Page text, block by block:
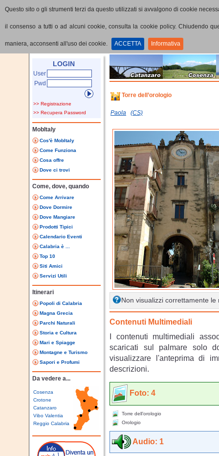
Questo sito o gli strumenti terzi da questo utilizzati si avvalgono di cookie
il consenso a tutti o ad alcuni cookie, consulta la cookie policy. Chiudendo
maniera, acconsenti all'uso dei cookie. ACCETTA Informativa
Dettaglio PoI
LOGIN
User
Pwd
>> Registrazione
>> Recupera Password
MobItaly
Cos'è MobItaly
Come Funziona
Cosa offre
Dove ci trovi
Come, dove, quando
Come Arrivare
Dove Dormire
Dove Mangiare
Prodotti Tipici
Calendario Eventi
Calabria è ...
Top 10
Siti Amici
Servizi Utili
Itinerari
Popoli di Calabria
Magna Grecia
Parchi Naturali
Storia e Cultura
Mari e Spiagge
Montagne e Turismo
Sapori e Profumi
Da vedere a...
Cosenza
Crotone
Catanzaro
Vibo Valentia
Reggio Calabria
Torre dell’orologio
Paola (CS)
Non visualizzi correttamente
Contenuti Multimediali
I contenuti multimediali
scaricati sul palmare solo
visualizzare l'anteprima di
descrizioni.
Foto: 4
Torre dell’orologio
Orologio
Audio: 1